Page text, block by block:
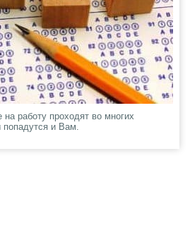
работу проходят во многих
и Вам.